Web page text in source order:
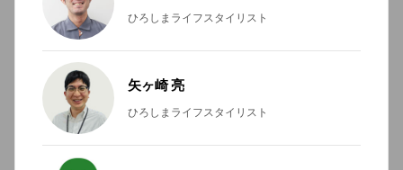
ひろしまライフスタイリスト
矢ヶ崎 亮
ひろしまライフスタイリスト